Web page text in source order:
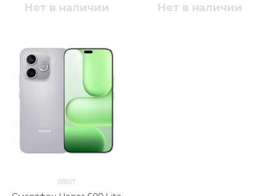
Нет в наличии Нет в наличии
08107